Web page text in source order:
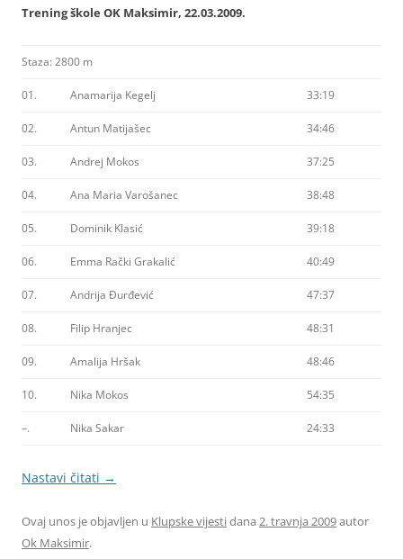
Trening škole OK Maksimir, 22.03.2009.
Staza: 2800 m
01. Anamarija Kegelj 33:19
02. Antun Matijašec 34:46
03. Andrej Mokos 37:25
04. Ana Maria Varošanec 38:48
05. Dominik Klasić 39:18
06. Emma Rački Grakalić 40:49
07. Andrija Đurđević 47:37
08. Filip Hranjec 48:31
09. Amalija Hršak 48:46
10. Nika Mokos 54:35
–. Nika Sakar 24:33
Nastavi čitati →
Ovaj unos je objavljen u Klupske vijestidana 2. travnja 2009autor
Ok Maksimir.